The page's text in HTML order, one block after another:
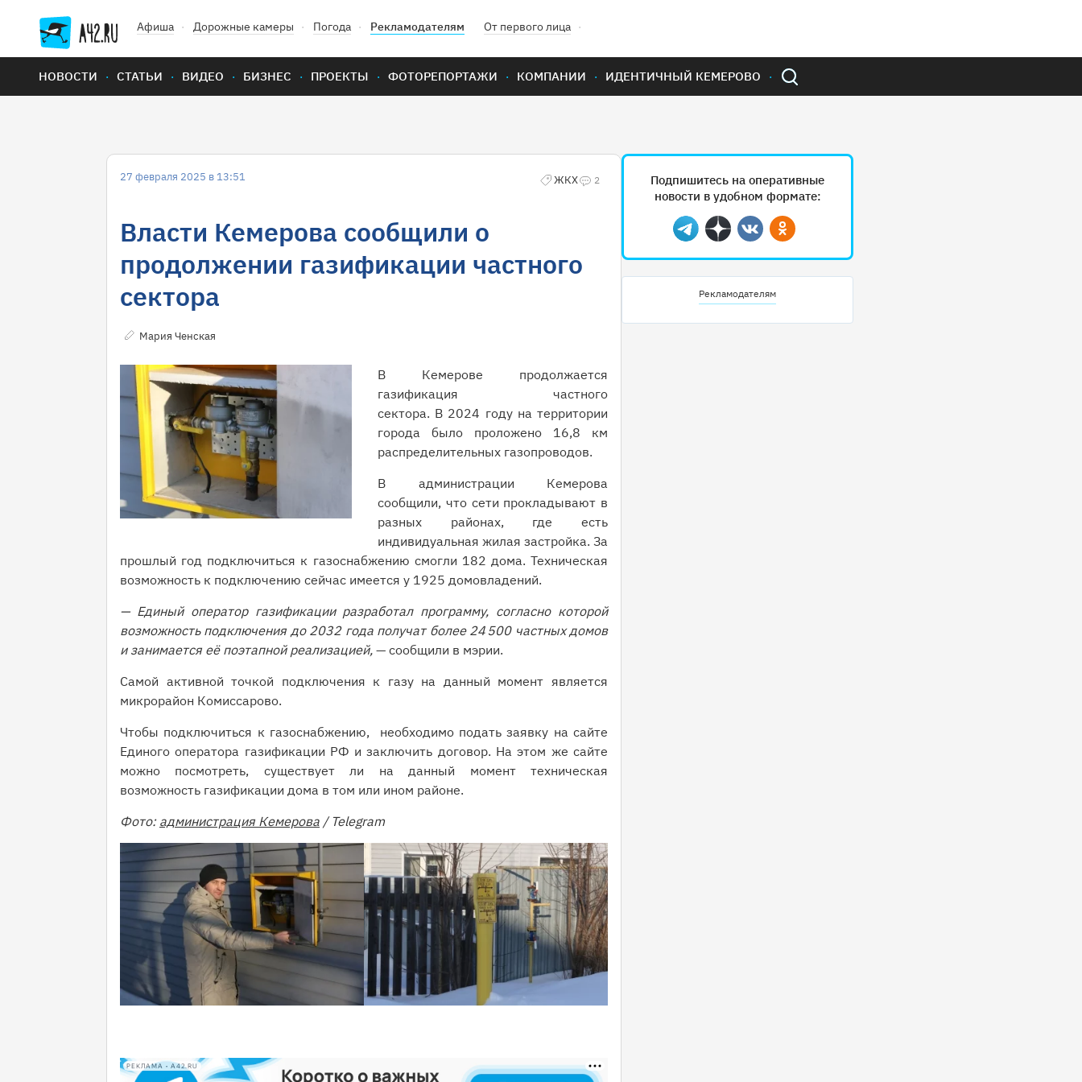
Афиша Дорожные камеры Погода Рекламодателям От первого лица
НОВОСТИ СТАТЬИ ВИДЕО БИЗНЕС ПРОЕКТЫ ФОТОРЕПОРТАЖИ КОМПАНИИ ИДЕНТИЧНЫЙ КЕМЕРОВО
27 февраля 2025 в 13:51 ЖКХ 2
Власти Кемерова сообщили о
продолжении газификации частного
сектора
Мария Ченская
В Кемерове продолжается
газификация частного
сектора. В 2024 году на территории
города было проложено 16,8 км
распределительных газопроводов.
В администрации Кемерова
сообщили, что сети прокладывают в
разных районах, где есть
индивидуальная жилая застройка. За
прошлый год подключиться к газоснабжению смогли 182 дома. Техническая
возможность к подключению сейчас имеется у 1925 домовладений.
— Единый оператор газификации разработал программу, согласно которой
возможность подключения до 2032 года получат более 24 500 частных домов
и занимается её поэтапной реализацией, — сообщили в мэрии.
Самой активной точкой подключения к газу на данный момент является
микрорайон Комиссарово.
Чтобы подключиться к газоснабжению, необходимо подать заявку на сайте
Единого оператора газификации РФ и заключить договор. На этом же сайте
можно посмотреть, существует ли на данный момент техническая
возможность газификации дома в том или ином районе.
Фото: администрация Кемерова / Telegram
РЕКЛАМА • A42.RU
Подпишитесь на оперативные
новости в удобном формате:
Telegram
ДзенВконтактеОдноклассники
Рекламодателям